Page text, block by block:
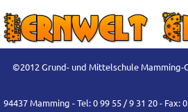
©2012 Grund- und Mittelschule Mamming-
94437 Mamming - Tel: 0 99 55 / 9 31 20 - Fax: